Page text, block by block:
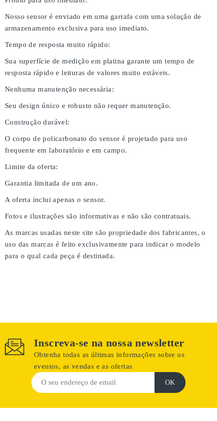
Nosso sensor é enviado em uma garrafa com uma solução de
armazenamento exclusiva para uso imediato.
Tempo de resposta muito rápido:
Sua superfície de medição em platina garante um tempo de
resposta rápido e leituras de valores muito estáveis.
Nenhuma manutenção necessária:
Seu design único e robusto não requer manutenção.
Construção durável:
O corpo de policarbonato do sensor é projetado para uso
frequente em laboratório e em campo.
Limite da oferta:
Garantia limitada de um ano.
A oferta inclui apenas o sensor.
Fotos e ilustrações são informativas e não são contratuais.
As marcas usadas neste site são propriedade dos fabricantes, o
uso das marcas é feito exclusivamente para indicar o modelo
para o qual cada peça é destinada.
Inscreva-se na nossa newsletter
Obtenha todas as últimas informações sobre os
eventos, as vendas e as ofertas